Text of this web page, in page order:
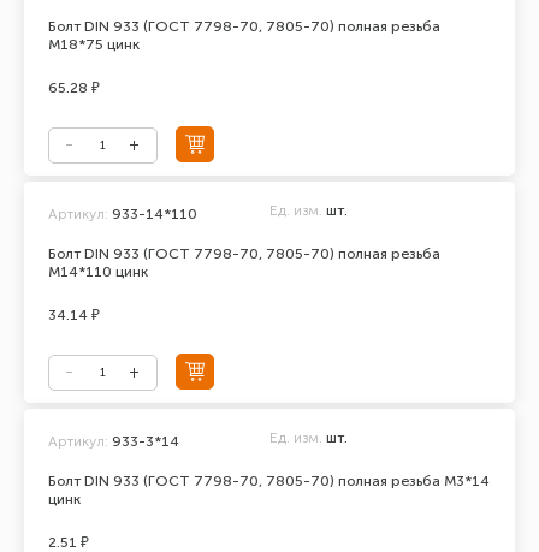
Болт DIN 933 (ГОСТ 7798-70, 7805-70) полная резьба
М18*75 цинк
65.28 ₽
Болт DIN 933 (ГОСТ 7798-70, 7805-70) полная резьба
М14*110 цинк
Артикул: 933-14*110 Ед. изм. шт.
34.14 ₽
Болт DIN 933 (ГОСТ 7798-70, 7805-70) полная резьба М3*14
цинк
Артикул: 933-3*14 Ед. изм. шт.
2.51 ₽